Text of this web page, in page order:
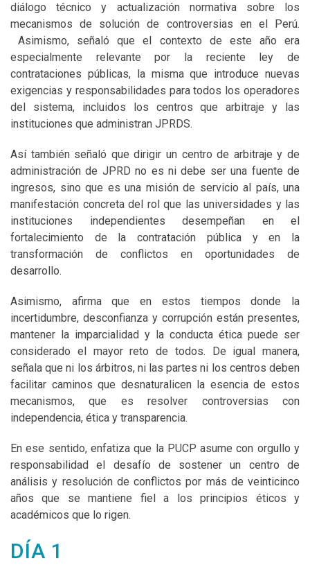
diálogo técnico y actualización normativa sobre los
mecanismos de solución de controversias en el Perú.
Asimismo, señaló que el contexto de este año era
especialmente relevante por la reciente ley de
contrataciones públicas, la misma que introduce nuevas
exigencias y responsabilidades para todos los operadores
del sistema, incluidos los centros que arbitraje y las
instituciones que administran JPRDS.
Así también señaló que dirigir un centro de arbitraje y de
administración de JPRD no es ni debe ser una fuente de
ingresos, sino que es una misión de servicio al país, una
manifestación concreta del rol que las universidades y las
instituciones independientes desempeñan en el
fortalecimiento de la contratación pública y en la
transformación de conflictos en oportunidades de
desarrollo.
Asimismo, afirma que en estos tiempos donde la
incertidumbre, desconfianza y corrupción están presentes,
mantener la imparcialidad y la conducta ética puede ser
considerado el mayor reto de todos. De igual manera,
señala que ni los árbitros, ni las partes ni los centros deben
facilitar caminos que desnaturalicen la esencia de estos
mecanismos, que es resolver controversias con
independencia, ética y transparencia.
En ese sentido, enfatiza que la PUCP asume con orgullo y
responsabilidad el desafío de sostener un centro de
análisis y resolución de conflictos por más de veinticinco
años que se mantiene fiel a los principios éticos y
académicos que lo rigen.
DÍA 1